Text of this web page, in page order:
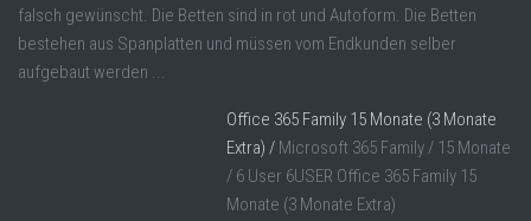
falsch gewünscht. Die Betten sind in rot und Autoform. Die Betten
bestehen aus Spanplatten und müssen vom Endkunden selber
aufgebaut werden ...
Office 365 Family 15 Monate (3 Monate
Extra) / Microsoft 365 Family / 15 Monate
/ 6 User 6USER Office 365 Family 15
Monate (3 Monate Extra)